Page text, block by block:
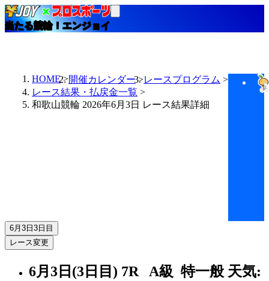
当たる競輪！エンジョイ
HOME 開催カレンダー
レースプログラム
レース結果・払戻金一覧
和歌山競輪 2026年6月3日 レース結果詳細
6月3日 3日目
レース変更
6月3日(3日目) 7R A級 特一般 天気: